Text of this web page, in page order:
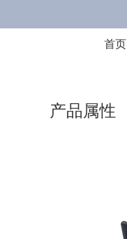
首页
产品属性